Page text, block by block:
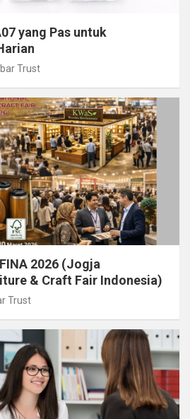
yang Pas untuk
Trust
2026 (Jogja
& Craft Fair Indonesia)
Trust